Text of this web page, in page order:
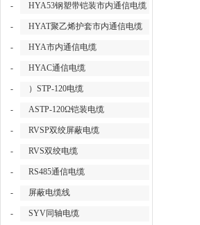
- HYA53钢塑带铠装市内通信电缆
- HYAT聚乙烯护套市内通信电缆
- HYA市内通信电缆
- HYAC通信电缆
- ）STP-120电缆
- ASTP-120Ω铠装电缆
- RVSP双绞屏蔽电缆
- RVS双绞电缆
- RS485通信电缆
- 屏蔽电缆线
- SYV同轴电缆